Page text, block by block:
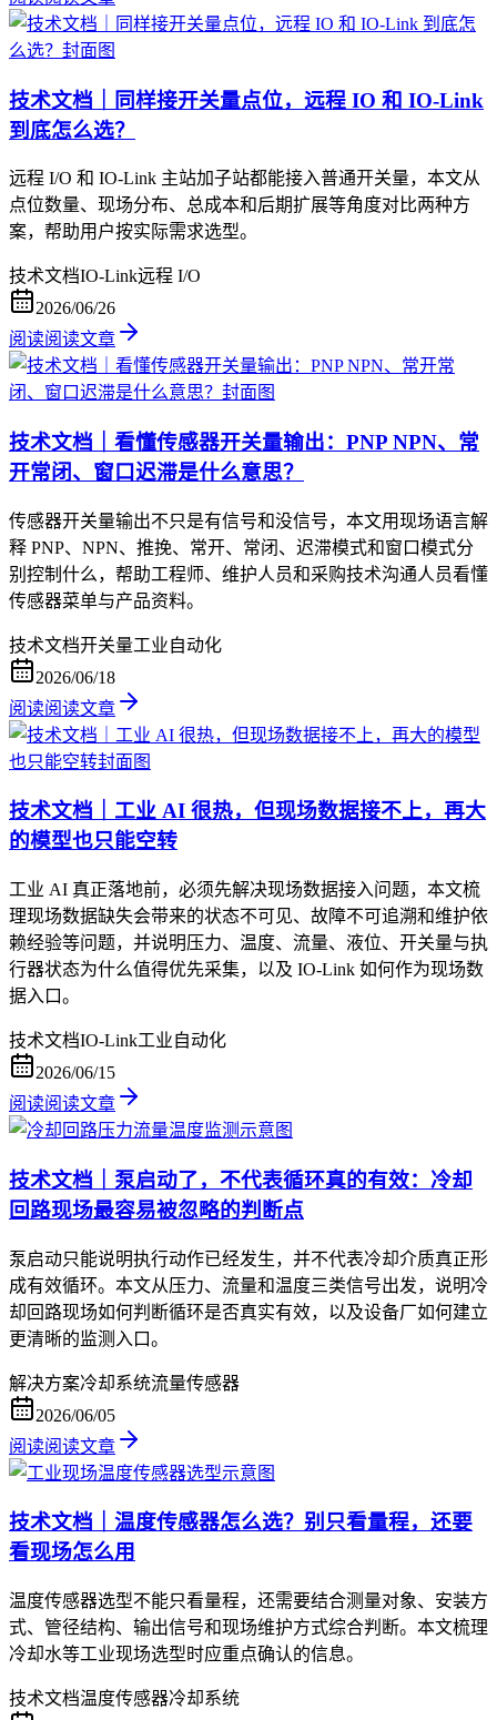
技术文档｜同样接开关量点位，远程 IO 和 IO-Link
到底怎么选？
远程 I/O 和 IO-Link 主站加子站都能接入普通开关量，本文从
点位数量、现场分布、总成本和后期扩展等角度对比两种方
案，帮助用户按实际需求选型。
技术文档IO-Link远程 I/O
2026/06/26
阅读阅读文章
技术文档｜看懂传感器开关量输出：PNP NPN、常
开常闭、窗口迟滞是什么意思？
传感器开关量输出不只是有信号和没信号，本文用现场语言解
释 PNP、NPN、推挽、常开、常闭、迟滞模式和窗口模式分
别控制什么，帮助工程师、维护人员和采购技术沟通人员看懂
传感器菜单与产品资料。
技术文档开关量工业自动化
2026/06/18
阅读阅读文章
技术文档｜工业 AI 很热，但现场数据接不上，再大
的模型也只能空转
工业 AI 真正落地前，必须先解决现场数据接入问题，本文梳
理现场数据缺失会带来的状态不可见、故障不可追溯和维护依
赖经验等问题，并说明压力、温度、流量、液位、开关量与执
行器状态为什么值得优先采集，以及 IO-Link 如何作为现场数
据入口。
技术文档IO-Link工业自动化
2026/06/15
阅读阅读文章
技术文档｜泵启动了，不代表循环真的有效：冷却
回路现场最容易被忽略的判断点
泵启动只能说明执行动作已经发生，并不代表冷却介质真正形
成有效循环。本文从压力、流量和温度三类信号出发，说明冷
却回路现场如何判断循环是否真实有效，以及设备厂如何建立
更清晰的监测入口。
解决方案冷却系统流量传感器
2026/06/05
阅读阅读文章
技术文档｜温度传感器怎么选？别只看量程，还要
看现场怎么用
温度传感器选型不能只看量程，还需要结合测量对象、安装方
式、管径结构、输出信号和现场维护方式综合判断。本文梳理
冷却水等工业现场选型时应重点确认的信息。
技术文档温度传感器冷却系统